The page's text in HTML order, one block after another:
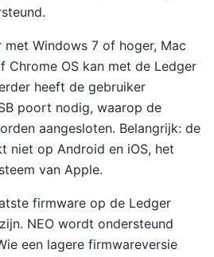
Windows 7 of hoger, Mac
Chrome OS kan met de Ledger
heeft de gebruiker
poort nodig, waarop de
aangesloten. Belangrijk: de
niet op Android en iOS, het
van Apple.
firmware op de Ledger
NEO wordt ondersteund
een lagere firmwareversie